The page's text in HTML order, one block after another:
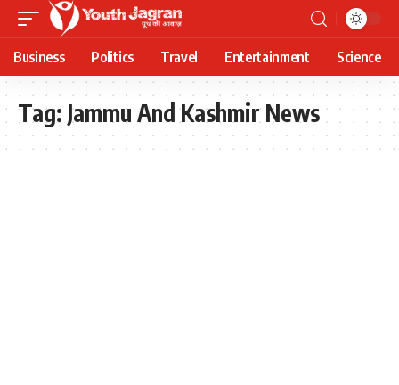
Business Politics Travel Entertainment Science
Tag: Jammu And Kashmir News